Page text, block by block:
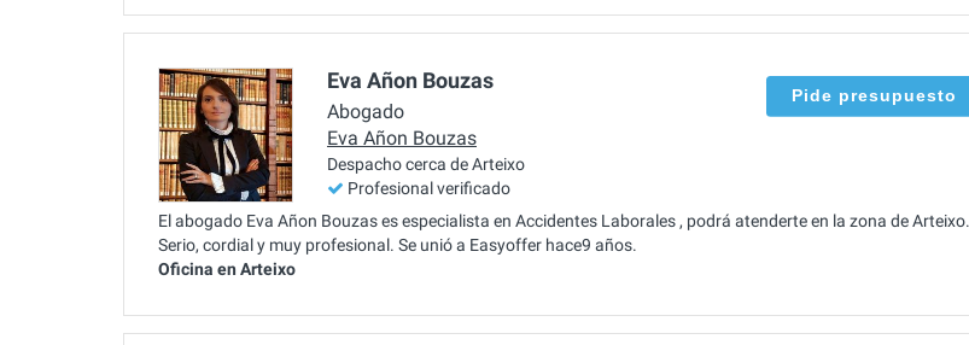
Eva Añon Bouzas
Abogado
Eva Añon Bouzas
Despacho cerca de Arteixo
Profesional verificado
Pide presupuesto
El abogado Eva Añon Bouzas es especialista en Accidentes Laborales , podrá atenderte en la zona de Arteixo.
Serio, cordial y muy profesional. Se unió a Easyoffer hace9 años.
Oficina en Arteixo